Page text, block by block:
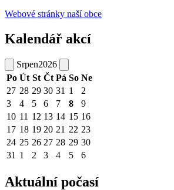
Webové stránky naší obce
Kalendář akcí
Srpen2026
Po Út St Čt Pá So Ne
27 28 29 30 31 1
2
3
4 5 6 7 8
9
10 11 12 13 14 15 16
17 18 19 20 21 22 23
24 25 26 27 28 29 30
31 1 2 3 4 5 6
Aktuální počasí